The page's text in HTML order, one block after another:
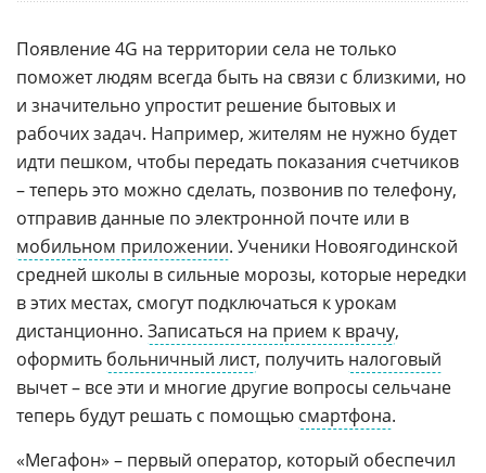
Появление 4G на территории села не только
поможет людям всегда быть на связи с близкими, но
и значительно упростит решение бытовых и
рабочих задач. Например, жителям не нужно будет
идти пешком, чтобы передать показания счетчиков
– теперь это можно сделать, позвонив по телефону,
отправив данные по электронной почте или в
мобильном приложении. Ученики Новоягодинской
средней школы в сильные морозы, которые нередки
в этих местах, смогут подключаться к урокам
дистанционно. Записаться на прием к врачу,
оформить больничный лист, получить налоговый
вычет – все эти и многие другие вопросы сельчане
теперь будут решать с помощью смартфона.
«Мегафон» – первый оператор, который обеспечил